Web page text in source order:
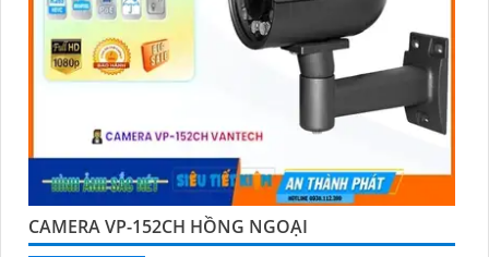
CAMERA VP-152CH HỒNG NGOẠI